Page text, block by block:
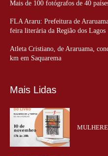
Mais de 100 fotógrafos de 40
FLA Araru: Prefeitura de
feira literária da Região dos Lagos
Atleta Cristiano, de Araruama,
km em Saquarema
Mais Lidas